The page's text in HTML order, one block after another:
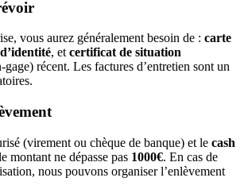
vous aurez généralement besoin de : carte
, et certificat de situation
gage) récent. Les factures d’entretien sont un
(virement ou chèque de banque) et le cash
montant ne dépasse pas 1000€. En cas de
nous pouvons organiser l’enlèvement